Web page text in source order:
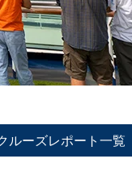
ルーズレポート一覧